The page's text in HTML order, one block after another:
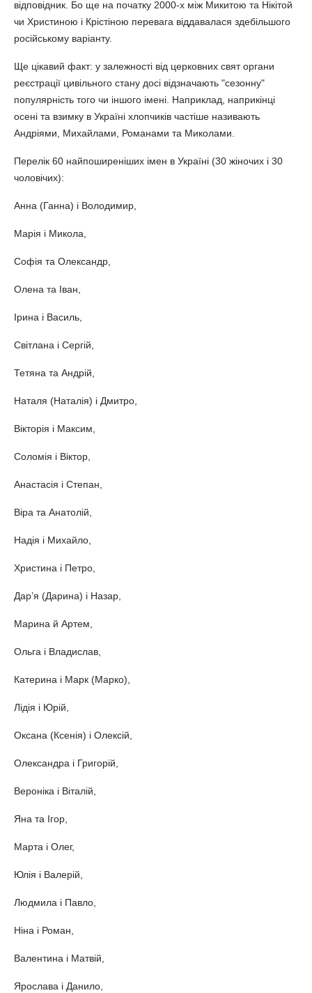
відповідник. Бо ще на початку 2000-х між Микитою та Нікітой
чи Христиною і Крістіною перевага віддавалася здебільшого
російському варіанту.
Ще цікавий факт: у залежності від церковних свят органи
реєстрації цивільного стану досі відзначають "сезонну"
популярність того чи іншого імені. Наприклад, наприкінці
осені та взимку в Україні хлопчиків частіше називають
Андріями, Михайлами, Романами та Миколами.
Перелік 60 найпоширеніших імен в Україні (30 жіночих і 30
чоловічих):
Анна (Ганна) і Володимир,
Марія і Микола,
Софія та Олександр,
Олена та Іван,
Ірина і Василь,
Світлана і Сергій,
Тетяна та Андрій,
Наталя (Наталія) і Дмитро,
Вікторія і Максим,
Соломія і Віктор,
Анастасія і Степан,
Віра та Анатолій,
Надія і Михайло,
Христина і Петро,
Дар’я (Дарина) і Назар,
Марина й Артем,
Ольга і Владислав,
Катерина і Марк (Марко),
Лідія і Юрій,
Оксана (Ксенія) і Олексій,
Олександра і Григорій,
Вероніка і Віталій,
Яна та Ігор,
Марта і Олег,
Юлія і Валерій,
Людмила і Павло,
Ніна і Роман,
Валентина і Матвій,
Ярослава і Данило,